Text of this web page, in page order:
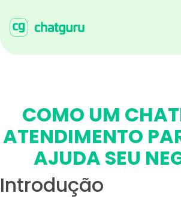
COMO UM
ATENDIMENTO
AJUDA SEU
Introdução